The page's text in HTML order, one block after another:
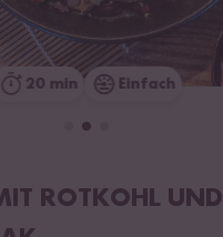
20 min Einfach
ROTKOHL UND